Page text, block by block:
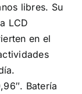
libres. Su
LCD
en el
Batería